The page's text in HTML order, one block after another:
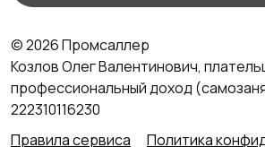
© 2026 Промсаллер
Козлов Олег Валентинович,
профессиональный доход
222310116230
Правила сервиса
Политика